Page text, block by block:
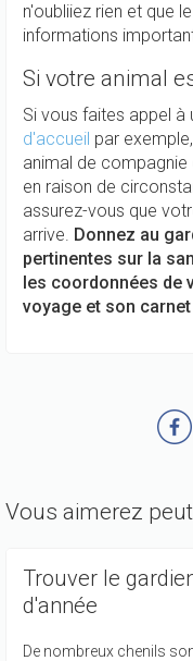
n'oubliiez rien et que
informations
Si votre animal
Si vous faites appel à
d'accueil par
animal de compagnie
en raison de
assurez-vous que
arrive. Donnez au
pertinentes sur la
les coordonnées de
voyage et son
Vous aimerez
Trouver le
d'année
De nombreux chenils